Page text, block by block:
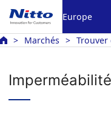
Europe
Marchés
Imperméabilité